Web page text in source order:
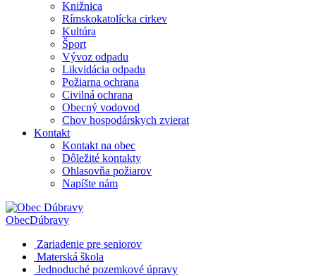
Knižnica
Rímskokatolícka cirkev
Kultúra
Šport
Vývoz odpadu
Likvidácia odpadu
Požiarna ochrana
Civilná ochrana
Obecný vodovod
Chov hospodárskych zvierat
Kontakt
Kontakt na obec
Dôležité kontakty
Ohlasovňa požiarov
Napíšte nám
ObecDúbravy
Zariadenie pre seniorov
Materská škola
Jednoduché pozemkové úpravy